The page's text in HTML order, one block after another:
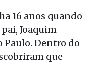
16 anos quando
Joaquim
Paulo. Dentro do
que